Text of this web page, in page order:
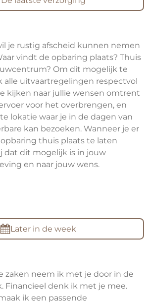
je rustig afscheid kunnen nemen
vindt de opbaring plaats? Thuis
Om dit mogelijk te
alle uitvaartregelingen respectvol
kijken naar jullie wensen omtrent
voor het overbrengen, en
lokatie waar je in de dagen van
kan bezoeken. Wanneer je er
thuis plaats te laten
dat dit mogelijk is in jouw
en naar jouw wens.
Later in de week
zaken neem ik met je door in de
Financieel denk ik met je mee.
ik een passende